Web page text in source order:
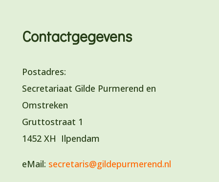
Contactgegevens
Postadres:
Secretariaat Gilde Purmerend en
Omstreken
Gruttostraat 1
1452 XH Ilpendam
eMail: secretaris@gildepurmerend.nl